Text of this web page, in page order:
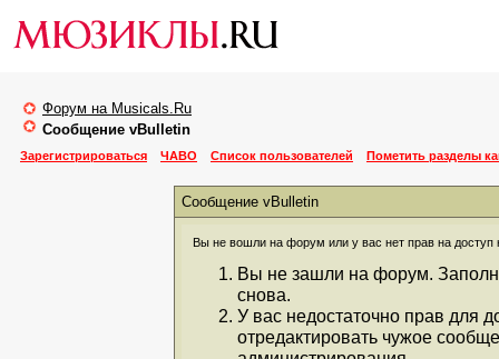
Форум на Musicals.Ru
Сообщение vBulletin
Зарегистрироваться ЧАВО Список пользователей Пометить разделы
Сообщение vBulletin
Вы не вошли на форум или у вас нет прав на доступ
Вы не зашли на форум.
снова.
У вас недостаточно прав для
отредактировать чужое